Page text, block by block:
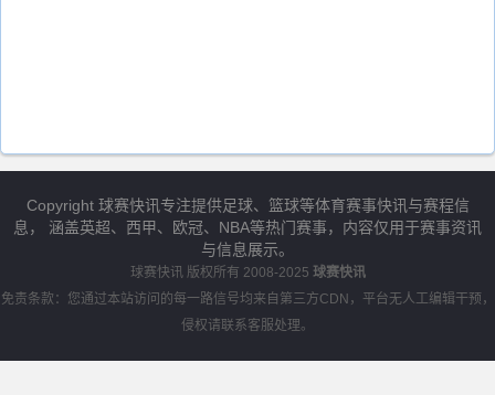
Copyright 球赛快讯专注提供足球、篮球等体育赛事快讯与赛程信
息， 涵盖英超、西甲、欧冠、NBA等热门赛事，内容仅用于赛事资讯
与信息展示。
球赛快讯版权所有 2008-2025 球赛快讯
免责条款：您通过本站访问的每一路信号均来自第三方CDN，平台无人工编辑干预，
侵权请联系客服处理。